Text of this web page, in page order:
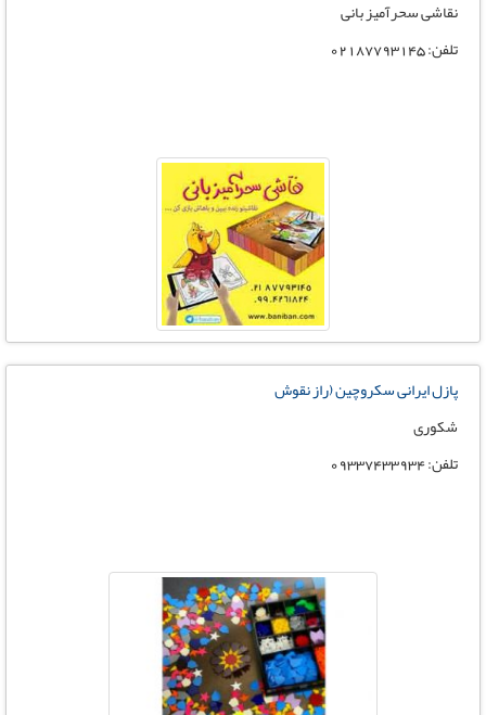
نقاشی سحرآمیز بانی
تلفن: 02187793145
پازل ایرانی سکروچین (راز نقوش
شکوری
تلفن: 09337433934